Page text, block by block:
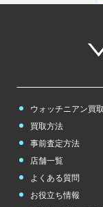
ウォッチニアン買
買取方法
事前査定方法
店舗一覧
よくある質問
お役立ち情報